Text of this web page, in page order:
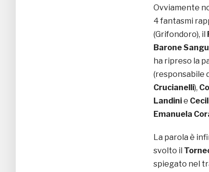
Ovviamente
4 fantasmi
(Grifondoro), il
Barone
ha ripreso la
(responsabile
Crucianelli),
Landinie
Emanuela
La parola è
svolto il
spiegato nel